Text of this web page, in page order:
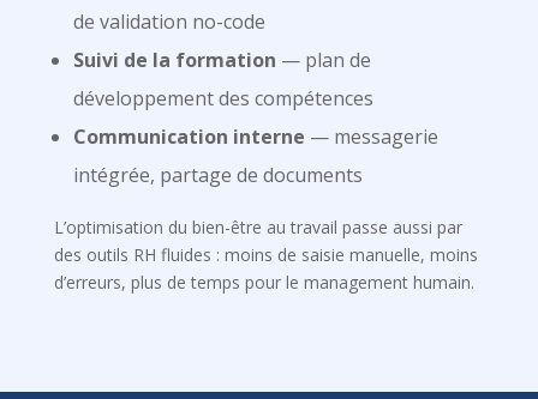
de validation no-code
Suivi de la formation — plan de
développement des compétences
Communication interne — messagerie
intégrée, partage de documents
L’optimisation du bien-être au travail passe aussi par
des outils RH fluides : moins de saisie manuelle, moins
d’erreurs, plus de temps pour le management humain.